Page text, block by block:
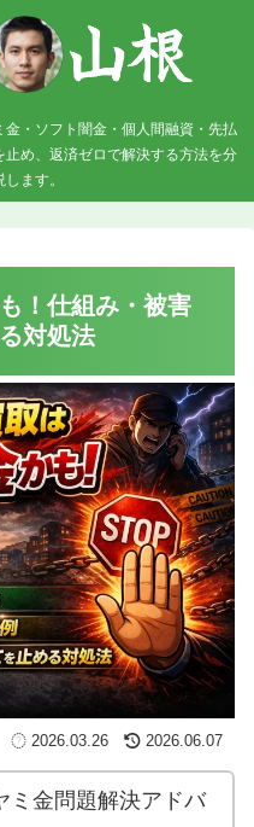
・ソフト闇金・個人間融資・先払
め、返済ゼロで解決する方法を分
ます。
！仕組み・被害
対処法
2026.03.26 2026.06.07
ミ金問題解決アドバ